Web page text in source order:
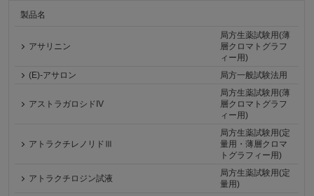
製品名
アサリニン
局方生薬試験用(薄
層クロマトグラフ
ィー用)
(E)-アサロン
局方一般試験法用
アストラガロシドIV
局方生薬試験用(薄
層クロマトグラフ
ィー用)
アトラクチレノリドⅢ
局方生薬試験用(定
量用・薄層クロマ
トグラフィー用)
アトラクチロジン試液
局方生薬試験用(定
量用)